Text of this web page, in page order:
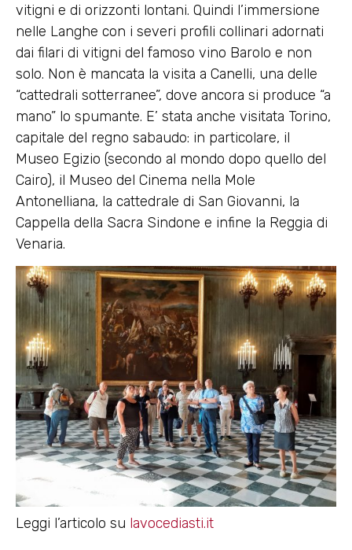
viti­gni e di orizzonti lon­tani. Quindi l’immersione
nelle Langhe con i severi profili col­linari adornati
dai filari di vitigni del famoso vino Barolo e non
solo. Non è mancata la visita a Canelli, una delle
“cattedrali sotterranee”, dove ancora si produce “a
mano” lo spumante. E’ stata anche visitata Torino,
capitale del regno sabaudo: in particolare, il
Museo Egizio (secondo al mondo dopo quello del
Cairo), il Museo del Cinema nella Mole
Antonelliana, la cattedrale di San Giovanni, la
Cappella della Sacra Sindone e infine la Reggia di
Venaria.
Leggi l’articolo su lavocediasti.it